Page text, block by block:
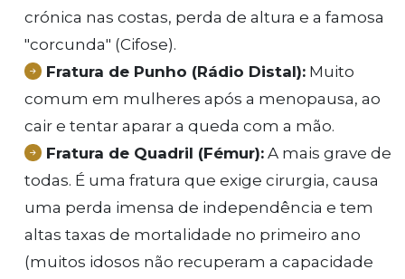
crónica nas costas, perda de altura e a famosa
"corcunda" (Cifose).
Fratura de Punho (Rádio Distal): Muito
comum em mulheres após a menopausa, ao
cair e tentar aparar a queda com a mão.
Fratura de Quadril (Fémur): A mais grave de
todas. É uma fratura que exige cirurgia, causa
uma perda imensa de independência e tem
altas taxas de mortalidade no primeiro ano
(muitos idosos não recuperam a capacidade